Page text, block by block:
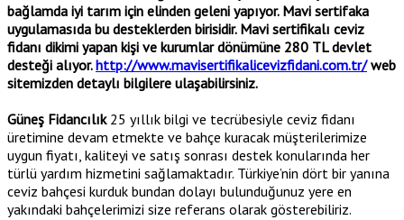
bağlamda iyi tarım için elinden geleni yapıyor. Mavi sertifaka
uygulamasıda bu desteklerden birisidir. Mavi sertifikalı ceviz
fidanı dikimi yapan kişi ve kurumlar dönümüne 280 TL devlet
desteği alıyor.http://www.mavisertifikalicevizfidani.com.tr/web
sitemizden detaylı bilgilere ulaşabilirsiniz.
Güneş Fidancılık25 yıllık bilgi ve tecrübesiyle ceviz fidanı
üretimine devam etmekte ve bahçe kuracak müşterilerimize
uygun fiyatı, kaliteyi ve satış sonrası destek konularında her
türlü yardım hizmetini sağlamaktadır. Türkiye’nin dört bir yanına
ceviz bahçesi kurduk bundan dolayı bulunduğunuz yere en
yakındaki bahçelerimizi size referans olarak gösterebiliriz.